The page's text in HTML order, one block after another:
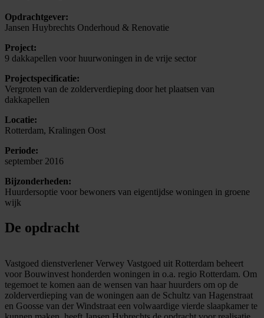
Opdrachtgever:
Jansen Huybrechts Onderhoud & Renovatie
Project:
9 dakkapellen voor huurwoningen in de vrije sector
Projectspecificatie:
Vergroten van de zolderverdieping door het plaatsen van
dakkapellen
Locatie:
Rotterdam, Kralingen Oost
Periode:
september 2016
Bijzonderheden:
Huurdersoptie voor bewoners van eigentijdse woningen in groene
wijk
De opdracht
Vastgoed dienstverlener Verwey Vastgoed uit Rotterdam beheert
voor Bouwinvest honderden woningen in o.a. regio Rotterdam. Om
tegemoet te komen aan de wensen van haar huurders om op de
zolderverdieping van de woningen aan de Schultz van Hagenstraat
en Goosse van der Windstraat een volwaardige vierde slaapkamer te